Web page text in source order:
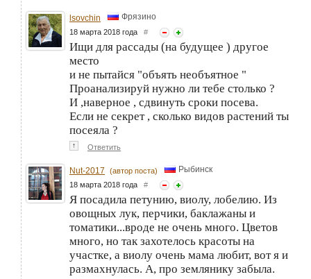
lsovchin Фрязино
18 марта 2018 года #
Ищи для рассады (на будущее ) другое
место
и не пытайся "объять необъятное "
Проанализируй нужно ли тебе столько ?
И ,наверное , сдвинуть сроки посева.
Если не секрет , сколько видов растений ты
посеяла ?
↑ Ответить
Nut-2017 (автор поста) Рыбинск
18 марта 2018 года #
Я посадила петунию, виолу, лобелию. Из
овощных лук, перчики, баклажаны и
томатики...вроде не очень много. Цветов
много, но так захотелось красоты на
участке, а виолу очень мама любит, вот я и
размахнулась. А, про землянику забыла.